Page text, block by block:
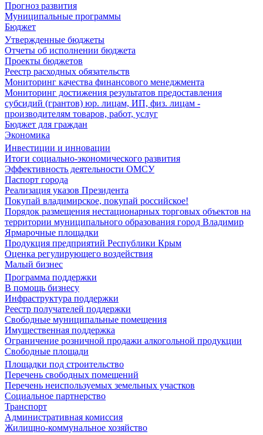
Прогноз развития
Муниципальные программы
Бюджет
Утвержденные бюджеты
Отчеты об исполнении бюджета
Проекты бюджетов
Реестр расходных обязательств
Мониторинг качества финансового менеджмента
Мониторинг достижения результатов предоставления
субсидий (грантов) юр. лицам, ИП, физ. лицам -
производителям товаров, работ, услуг
Бюджет для граждан
Экономика
Инвестиции и инновации
Итоги социально-экономического развития
Эффективность деятельности ОМСУ
Паспорт города
Реализация указов Президента
Покупай владимирское, покупай российское!
Порядок размещения нестационарных торговых объектов на
территории муниципального образования город Владимир
Ярмарочные площадки
Продукция предприятий Республики Крым
Оценка регулирующего воздействия
Малый бизнес
Программа поддержки
В помощь бизнесу
Инфраструктура поддержки
Реестр получателей поддержки
Свободные муниципальные помещения
Имущественная поддержка
Ограничение розничной продажи алкогольной продукции
Свободные площади
Площадки под строительство
Перечень свободных помещений
Перечень неиспользуемых земельных участков
Социальное партнерство
Транспорт
Административная комиссия
Жилищно-коммунальное хозяйство